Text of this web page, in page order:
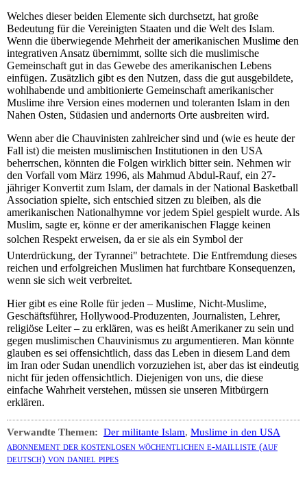
Welches dieser beiden Elemente sich durchsetzt, hat große
Bedeutung für die Vereinigten Staaten und die Welt des Islam.
Wenn die überwiegende Mehrheit der amerikanischen Muslime den
integrativen Ansatz übernimmt, sollte sich die muslimische
Gemeinschaft gut in das Gewebe des amerikanischen Lebens
einfügen. Zusätzlich gibt es den Nutzen, dass die gut ausgebildete,
wohlhabende und ambitionierte Gemeinschaft amerikanischer
Muslime ihre Version eines modernen und toleranten Islam in den
Nahen Osten, Südasien und andernorts Orte ausbreiten wird.
Wenn aber die Chauvinisten zahlreicher sind und (wie es heute der
Fall ist) die meisten muslimischen Institutionen in den USA
beherrschen, könnten die Folgen wirklich bitter sein. Nehmen wir
den Vorfall vom März 1996, als Mahmud Abdul-Rauf, ein 27-
jähriger Konvertit zum Islam, der damals in der National Basketball
Association spielte, sich entschied sitzen zu bleiben, als die
amerikanischen Nationalhymne vor jedem Spiel gespielt wurde. Als
Muslim, sagte er, könne er der amerikanischen Flagge keinen
solchen Respekt erweisen, da er sie als ein Symbol der
Unterdrückung, der Tyrannei" betrachtete. Die Entfremdung dieses
reichen und erfolgreichen Muslimen hat furchtbare Konsequenzen,
wenn sie sich weit verbreitet.
Hier gibt es eine Rolle für jeden – Muslime, Nicht-Muslime,
Geschäftsführer, Hollywood-Produzenten, Journalisten, Lehrer,
religiöse Leiter – zu erklären, was es heißt Amerikaner zu sein und
gegen muslimischen Chauvinismus zu argumentieren. Man könnte
glauben es sei offensichtlich, dass das Leben in diesem Land dem
im Iran oder Sudan unendlich vorzuziehen ist, aber das ist eindeutig
nicht für jeden offensichtlich. Diejenigen von uns, die diese
einfache Wahrheit verstehen, müssen sie unseren Mitbürgern
erklären.
Verwandte Themen: Der militante Islam, Muslime in den USA
abonnement der kostenlosen wöchentlichen e-mailliste (auf
deutsch) von daniel pipes